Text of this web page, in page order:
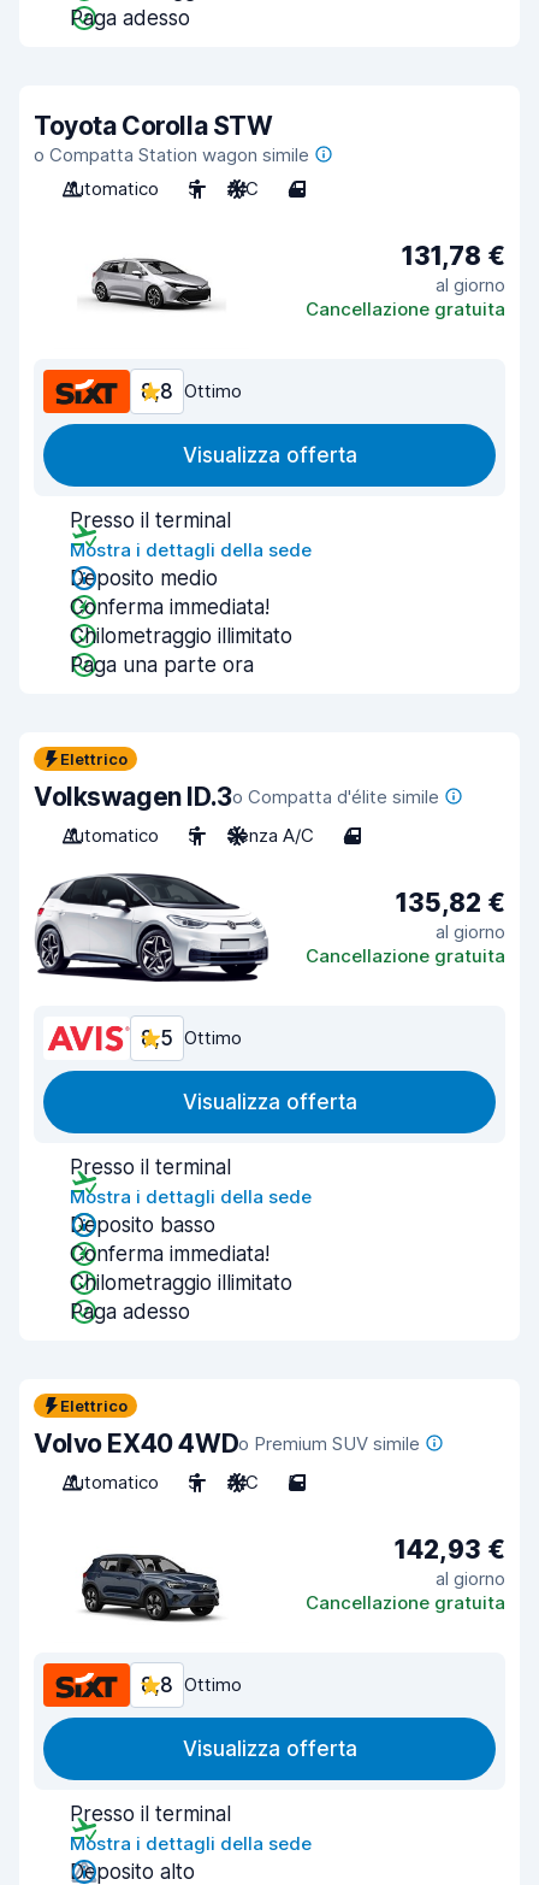
Paga adesso
Toyota Corolla STW
o Compatta Station wagon simile
Automatico
5 A/C 4
131,78 €
al giorno
Cancellazione gratuita
8,8 Ottimo
Visualizza offerta
Presso il terminal
Mostra i dettagli della sede
Deposito medio
Conferma immediata!
Chilometraggio illimitato
Paga una parte ora
Elettrico
Volkswagen ID.3o Compatta d'élite simile
Automatico
5 Senza A/C 4
135,82 €
al giorno
Cancellazione gratuita
8,5 Ottimo
Visualizza offerta
Presso il terminal
Mostra i dettagli della sede
Deposito basso
Conferma immediata!
Chilometraggio illimitato
Paga adesso
Elettrico
Volvo EX40 4WDo Premium SUV simile
Automatico
5 A/C 5
142,93 €
al giorno
Cancellazione gratuita
8,8 Ottimo
Visualizza offerta
Presso il terminal
Mostra i dettagli della sede
Deposito alto